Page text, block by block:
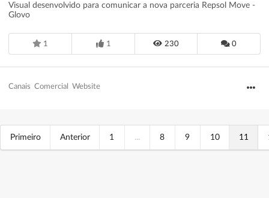
Visual desenvolvido para comunicar a nova parceria Repsol Move -
Glovo
1 1 230 0
Canais Comercial Website
Primeiro Anterior 1 ... 8 9 10 11